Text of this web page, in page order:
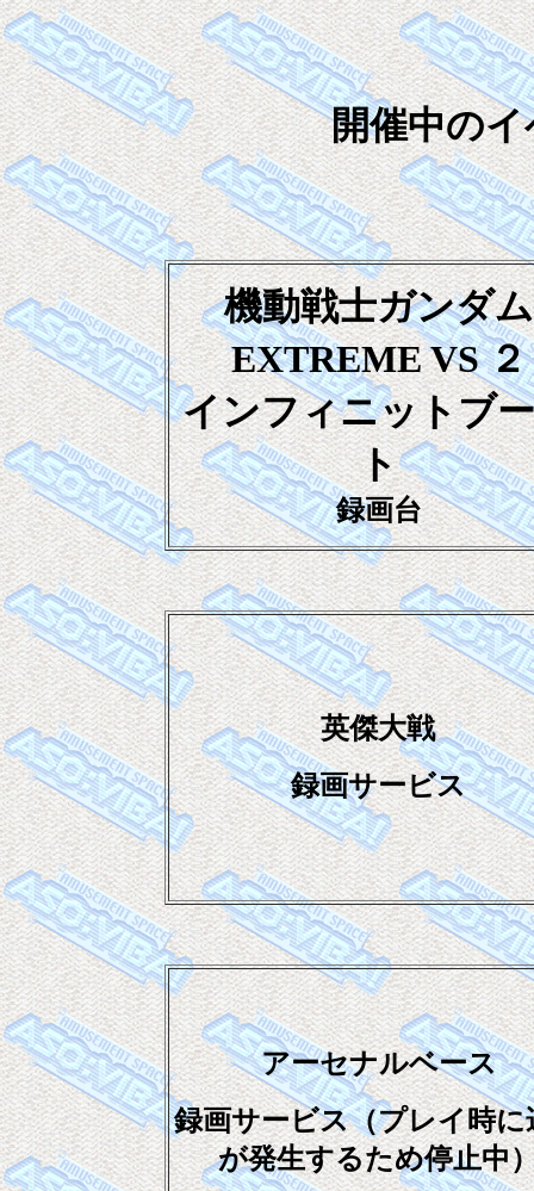
開催中の
機動戦士ガンダム
EXTREME VS ２
インフィニットブ
ト
録画台
英傑大戦
録画サービス
アーセナルベース
録画サービス（プレイ時に
が発生するため停止中